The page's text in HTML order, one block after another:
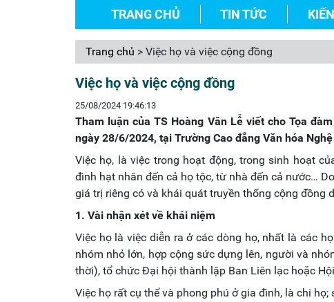
TRANG CHỦ TIN TỨC
Trang chủ > Việc họ và việc cộng đồng
Việc họ và việc cộng đồng
25/08/2024 19:46:13
Tham luận của TS Hoàng Văn Lễ viết cho Tọa
ngày 28/6/2024, tại Trường Cao đẳng Văn hóa
Việc họ, là việc trong hoạt động, trong sinh hoạt
đình hạt nhân đến cả họ tộc, từ nhà đến cả nước…
giá trị riêng có và khái quát truyền thống cộng đồng
1. Vài nhận xét về khái niệm
Việc họ là việc diễn ra ở các dòng họ, nhất là các
nhóm nhỏ lớn, hợp cộng sức dựng lên, người và
thời), tổ chức Đại hội thành lập Ban Liên lạc hoặc
Việc họ rất cụ thể và phong phú ở gia đình, là chi